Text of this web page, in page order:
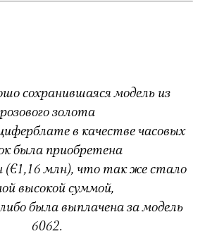
сохранившаяся модель из
розового золота
в качестве часовых
была приобретена
(€1,16 млн), что так же стало
высокой суммой,
была выплачена за модель
6062.